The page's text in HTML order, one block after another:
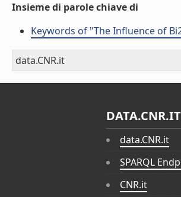
Insieme di parole chiave di
Keywords of "The Influence of
data.CNR.it
DATA.CNR.IT
data.CNR.it
SPARQL
CNR.it